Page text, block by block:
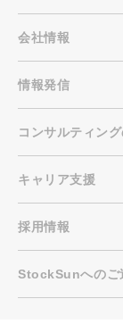
会社情報
情報発信
コンサルティン
キャリア支援
採用情報
StockSunへのご